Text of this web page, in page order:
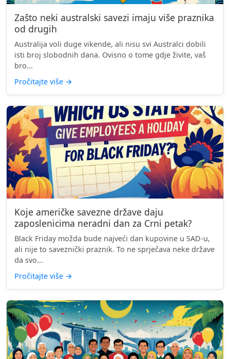
Zašto neki australski savezi imaju više praznika
od drugih
Australija voli duge vikende, ali nisu svi Australci dobili
isti broj slobodnih dana. Ovisno o tome gdje živite, vaš
bro...
Pročitajte više →
Koje američke savezne države daju
zaposlenicima neradni dan za Crni petak?
Black Friday možda bude najveći dan kupovine u SAD-u,
ali nije to saveznički praznik. To ne sprječava neke države
da svo...
Pročitajte više →